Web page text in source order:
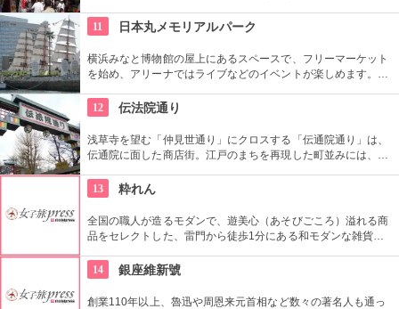
叩き売りがある。
11 日本丸メモリアルパーク
横浜みなと博物館の屋上にあるスペースで、フリーマーケット
を始め、アリーナではライブなどのイベントが楽しめます。も
財に指定されています。
12 伝法院通り
浅草寺を望む「仲見世通り」にクロスする「伝通院通り」は、
伝通院に面した商店街。江戸のまちを再現した町並みには、屋
あります。多彩なお店が並んでいて、買い物や食事も楽しめま
す。
13 粋れん
全国の職人が造るモダンで、遊美心（あそびごころ）溢れる商
品をセレクトした、雷門から徒歩1分にある和モダンな雑貨
めるので、粋な雑貨を探すのが楽しくなりそう。
14 銀座維新號
創業110年以上、魯迅や周恩来元首相など数々の著名人も通っ